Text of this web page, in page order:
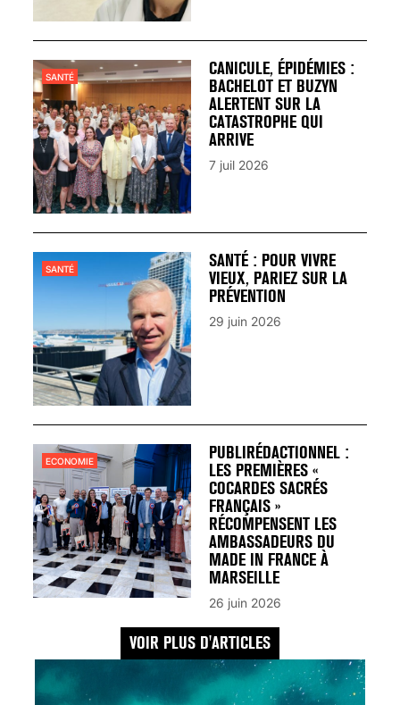
CANICULE, ÉPIDÉMIES :
BACHELOT ET BUZYN
ALERTENT SUR LA
CATASTROPHE QUI
ARRIVE
SANTÉ
7 juil 2026
SANTÉ : POUR VIVRE
VIEUX, PARIEZ SUR LA
PRÉVENTION
SANTÉ
29 juin 2026
PUBLIRÉDACTIONNEL :
LES PREMIÈRES «
COCARDES SACRÉS
FRANÇAIS »
RÉCOMPENSENT LES
AMBASSADEURS DU
MADE IN FRANCE À
MARSEILLE
ECONOMIE
26 juin 2026
VOIR PLUS D'ARTICLES
30 mai 2023
SCANNER, IRM, RADIO,
POUR TOUTES LES
MALADIES
18 juil 2022